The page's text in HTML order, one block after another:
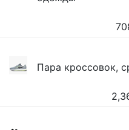
Пара кроссовок,